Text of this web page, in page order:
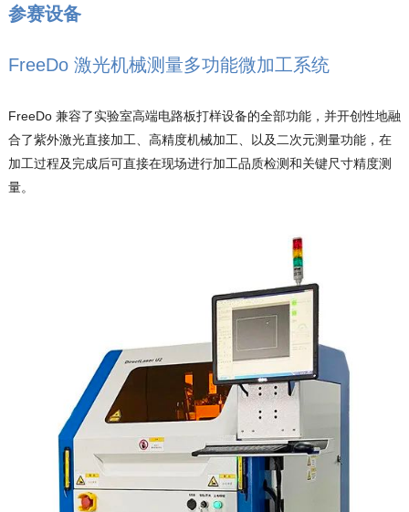
参赛设备
FreeDo 激光机械测量多功能微加工系统
FreeDo 兼容了实验室高端电路板打样设备的全部功能，并开创性地融
合了紫外激光直接加工、高精度机械加工、以及二次元测量功能，在
加工过程及完成后可直接在现场进行加工品质检测和关键尺寸精度测
量。